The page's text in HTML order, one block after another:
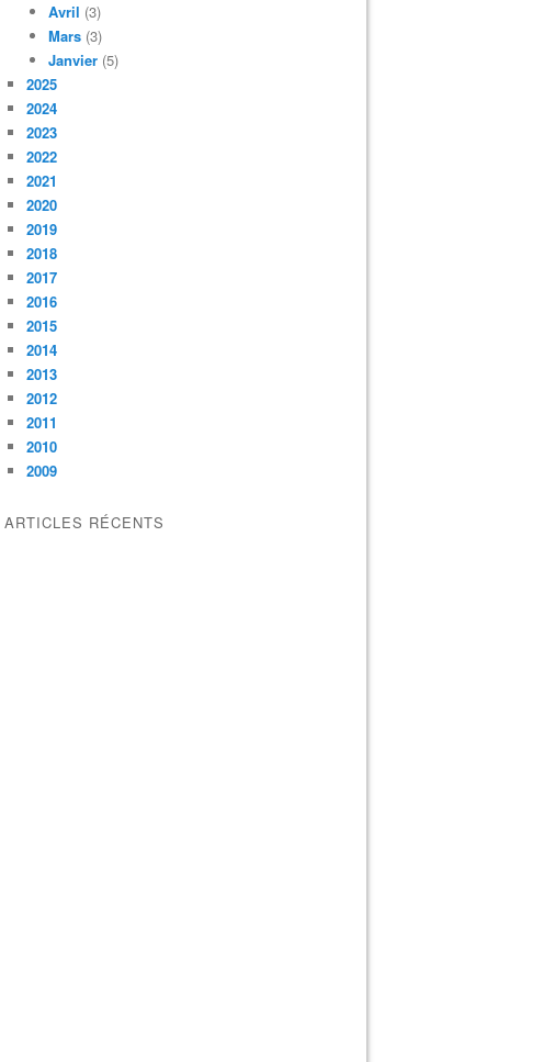
Avril (3)
Mars (3)
Janvier (5)
2025
2024
2023
2022
2021
2020
2019
2018
2017
2016
2015
2014
2013
2012
2011
2010
2009
ARTICLES RÉCENTS